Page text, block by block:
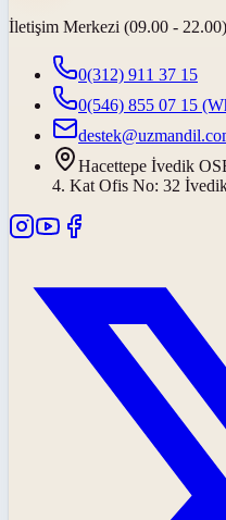
İletişim Merkezi (09.00 - 22.00)
0(312) 911 37 15
0(546) 855 07 15
Hacettepe İvedik
4. Kat Ofis No: 32